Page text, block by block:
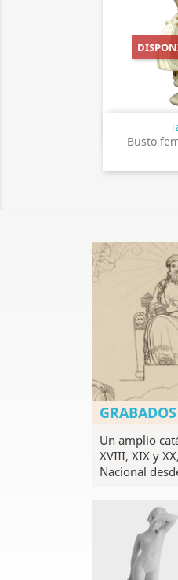
Busto

Un amplio
XVIII, XIX y
Nacional